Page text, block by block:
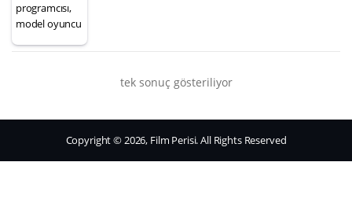
programcısı,
model oyuncu
tek sonuç gösteriliyor
Copyright © 2026, Film Perisi. All Rights Reserved